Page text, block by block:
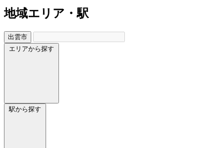
地域エリア・駅
出雲市
エリアから探す
駅から探す